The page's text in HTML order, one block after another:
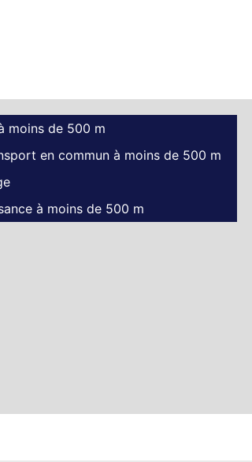
moins de 500 m
en commun à moins de 500 m
à moins de 500 m